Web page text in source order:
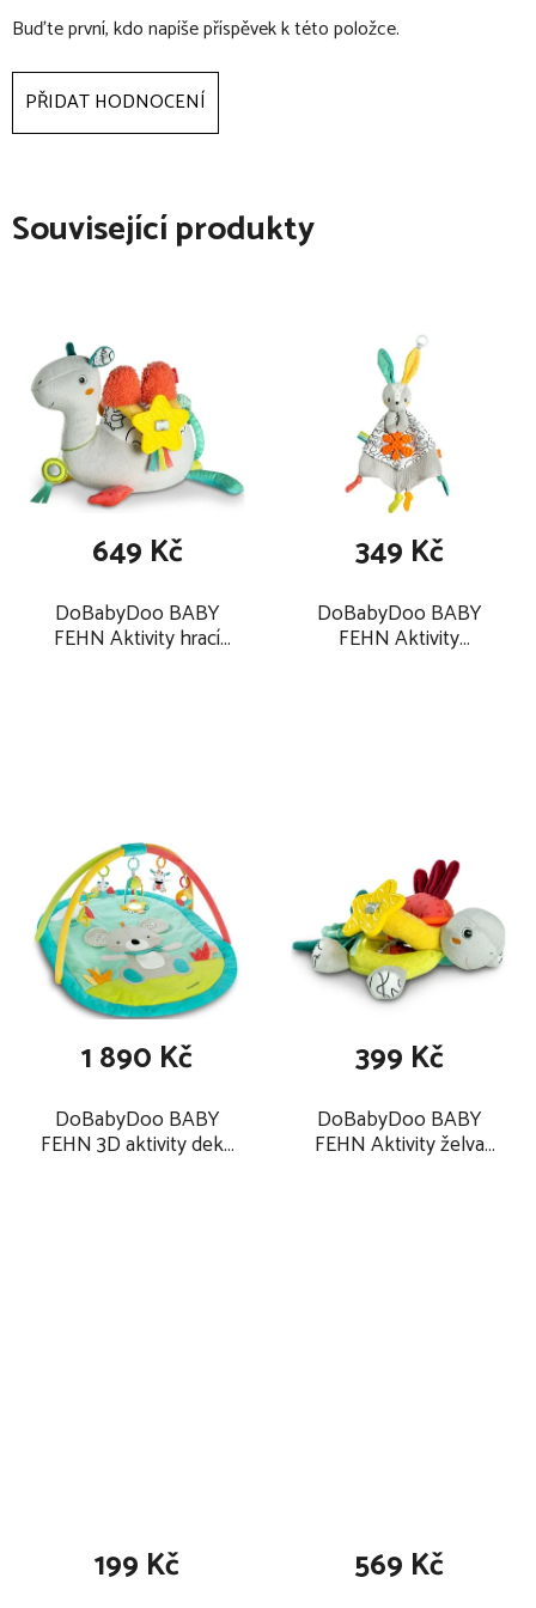
Buďte první, kdo napíše příspěvek k této položce.
PŘIDAT HODNOCENÍ
Související produkty
DoBabyDoo BABY
FEHN Aktivity hrací
649 Kč
DoBabyDoo BABY
FEHN Aktivity
349 Kč
DoBabyDoo BABY
FEHN 3D aktivity deka
1 890 Kč
DoBabyDoo BABY
FEHN Aktivity želva
399 Kč
199 Kč 569 Kč